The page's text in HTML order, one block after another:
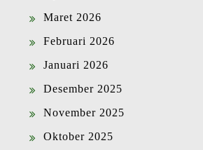
Maret 2026
Februari 2026
Januari 2026
Desember 2025
November 2025
Oktober 2025